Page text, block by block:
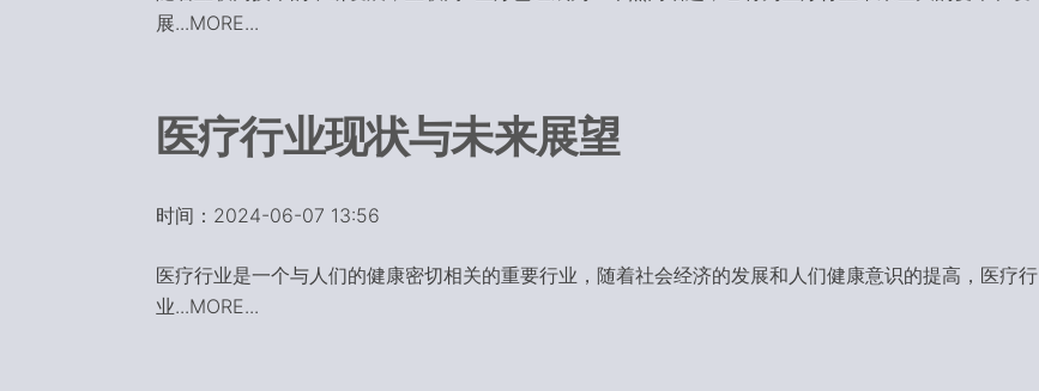
展...MORE...
医疗行业现状与未来展望
时间：2024-06-07 13:56
医疗行业是一个与人们的健康密切相关的重要行业，随着社会经济的发展和人们健康意识的提高，医疗行
业...MORE...